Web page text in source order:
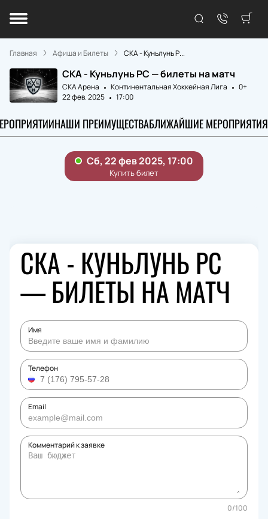
Главная Афиша и Билеты СКА - Куньлунь Р...
СКА - Куньлунь РС — билеты на матч
СКА Арена Континентальная Хоккейная Лига
0+
22 фев. 2025
17:00
НАШИ ПРЕИМУЩЕСТВАБЛИЖАЙШИЕ МЕРОПРИЯТИЯ
СКА - КУНЬЛУНЬ РС
— БИЛЕТЫ НА МАТЧ
Имя
Телефон
Email
Комментарий к заявке
0/100